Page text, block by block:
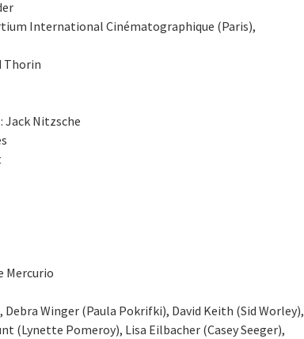
International Cinématographique (Paris),
Thorin
: Jack Nitzsche
Mercurio
Debra Winger (Paula Pokrifki), David Keith (Sid Worley),
(Lynette Pomeroy), Lisa Eilbacher (Casey Seeger),